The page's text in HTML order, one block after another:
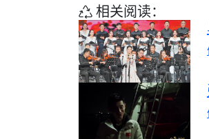
相关阅读：